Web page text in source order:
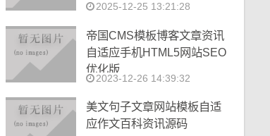
2025-12-25 13:21:28
帝国CMS模板博客文章资讯
自适应手机HTML5网站SEO
优化版
2023-12-26 14:39:32
美文句子文章网站模板自适
应作文百科资讯源码